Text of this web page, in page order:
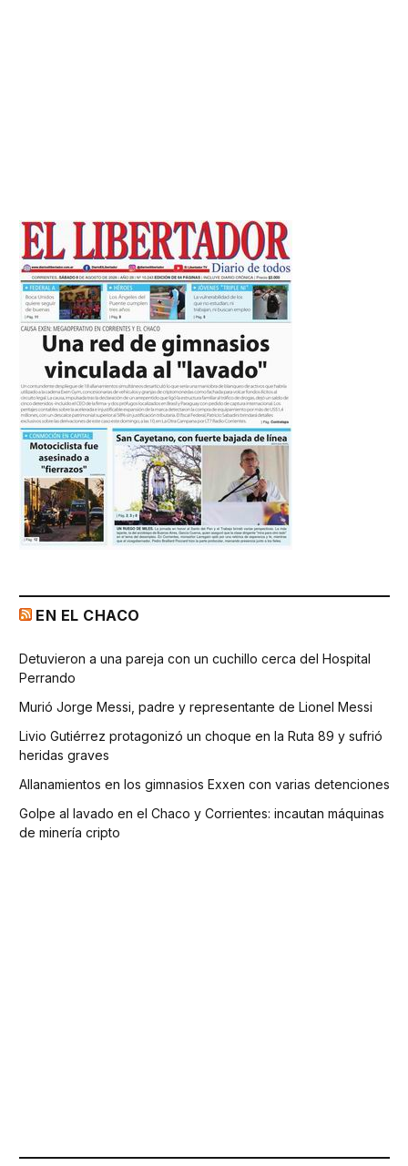
EN EL CHACO
Detuvieron a una pareja con un cuchillo cerca del Hospital
Perrando
Murió Jorge Messi, padre y representante de Lionel Messi
Livio Gutiérrez protagonizó un choque en la Ruta 89 y sufrió
heridas graves
Allanamientos en los gimnasios Exxen con varias detenciones
Golpe al lavado en el Chaco y Corrientes: incautan máquinas
de minería cripto